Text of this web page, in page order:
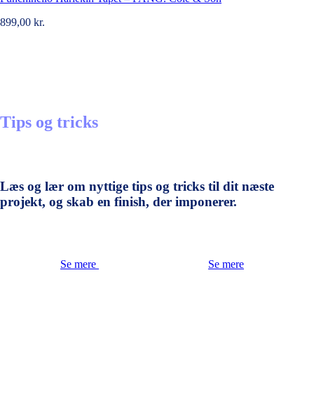
899,00 kr.
Tips og tricks
Læs og lær om nyttige tips og tricks til dit næste
projekt, og skab en finish, der imponerer.
Se mere Se mere